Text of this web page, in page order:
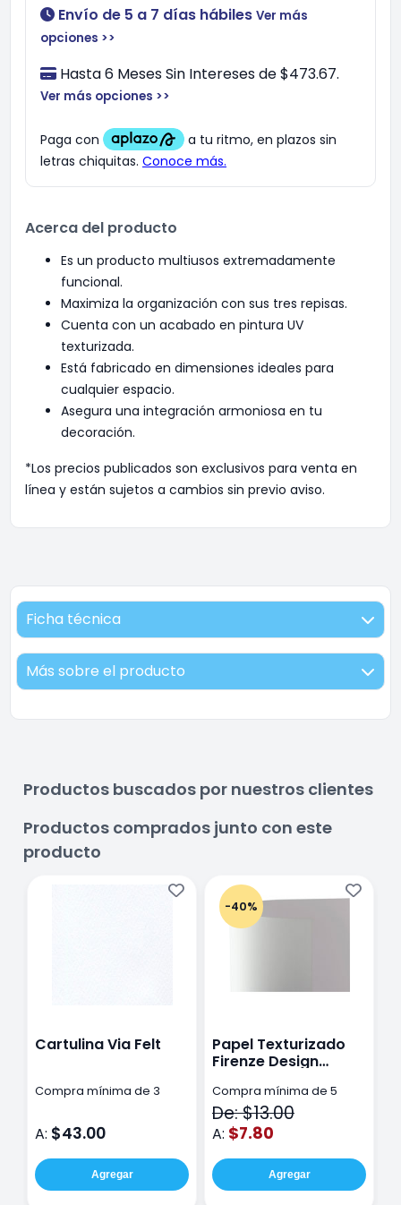
Envío de 5 a 7 días hábiles Ver más
opciones >>
Hasta 6 Meses Sin Intereses de $473.67.
Ver más opciones >>
Acerca del producto
Es un producto multiusos extremadamente
funcional.
Maximiza la organización con sus tres repisas.
Cuenta con un acabado en pintura UV
texturizada.
Está fabricado en dimensiones ideales para
cualquier espacio.
Asegura una integración armoniosa en tu
decoración.
*Los precios publicados son exclusivos para venta en
línea y están sujetos a cambios sin previo aviso.
Ficha técnica
Más sobre el producto
Productos buscados por nuestros clientes
Productos comprados junto con este
producto
Cartulina Via Felt
Compra mínima de 3
A: $43.00
Agregar
-40%
Papel Texturizado
Firenze Design
Blanco
Compra mínima de 5
pzas
De: $13.00
A: $7.80
Agregar